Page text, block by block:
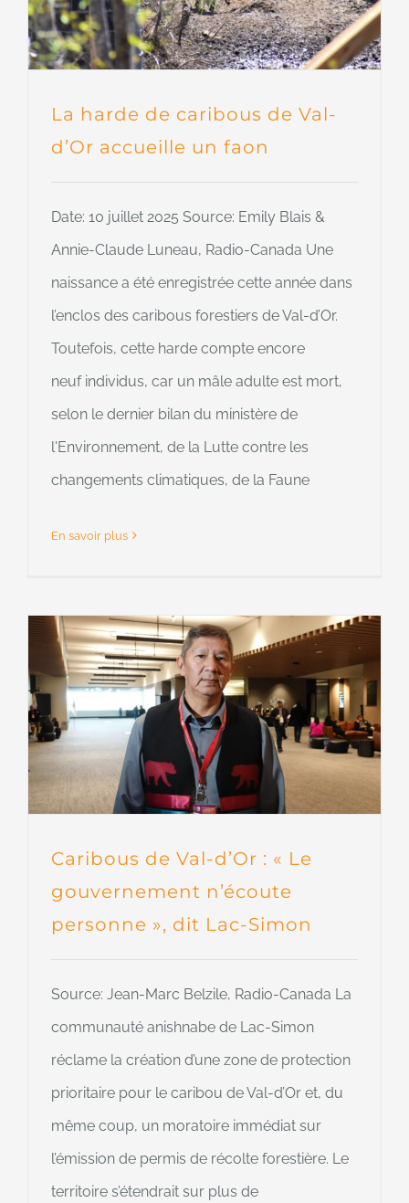
La harde de caribous de Val-
d’Or accueille un faon
Date: 10 juillet 2025 Source: Emily Blais &
Annie-Claude Luneau, Radio-Canada Une
naissance a été enregistrée cette année dans
l’enclos des caribous forestiers de Val-d’Or.
Toutefois, cette harde compte encore
neuf individus, car un mâle adulte est mort,
selon le dernier bilan du ministère de
l'Environnement, de la Lutte contre les
changements climatiques, de la Faune
En savoir plus
Caribous de Val-d’Or : « Le
gouvernement n’écoute
personne », dit Lac-Simon
Source: Jean-Marc Belzile, Radio-Canada La
communauté anishnabe de Lac-Simon
réclame la création d’une zone de protection
prioritaire pour le caribou de Val-d’Or et, du
même coup, un moratoire immédiat sur
l’émission de permis de récolte forestière. Le
territoire s’étendrait sur plus de